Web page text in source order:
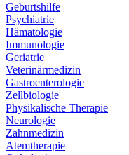
Geburtshilfe
Psychiatrie
Hämatologie
Immunologie
Geriatrie
Veterinärmedizin
Gastroenterologie
Zellbiologie
Physikalische Therapie
Neurologie
Zahnmedizin
Atemtherapie